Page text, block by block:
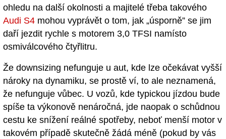
ohledu na další okolnosti a majitelé třeba takového
Audi S4 mohou vyprávět o tom, jak „úsporně” se jim
daří jezdit rychle s motorem 3,0 TFSI namísto
osmiválcového čtyřlitru.
Že downsizing nefunguje u aut, kde lze očekávat vyšší
nároky na dynamiku, se prostě ví, to ale neznamená,
že nefunguje vůbec. U vozů, kde typickou jízdou bude
spíše ta výkonově nenáročná, jde naopak o schůdnou
cestu ke snížení reálné spotřeby, neboť menší motor v
takovém případě skutečně žádá méně (pokud by vás